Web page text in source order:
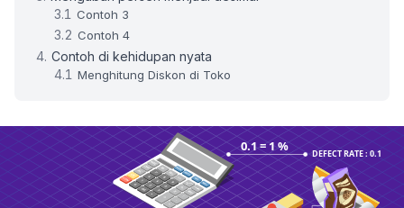
Contoh 3
Contoh 4
Contoh di kehidupan nyata
Menghitung Diskon di Toko